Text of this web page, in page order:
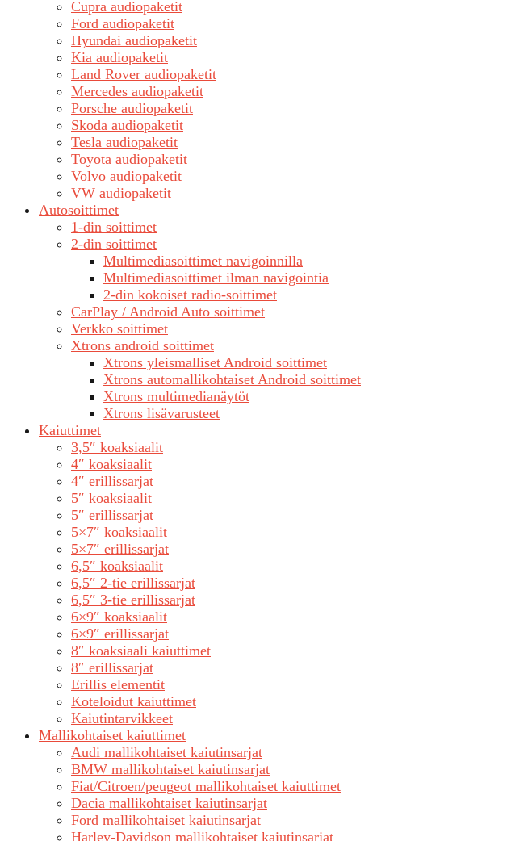
Cupra audiopaketit
Ford audiopaketit
Hyundai audiopaketit
Kia audiopaketit
Land Rover audiopaketit
Mercedes audiopaketit
Porsche audiopaketit
Skoda audiopaketit
Tesla audiopaketit
Toyota audiopaketit
Volvo audiopaketit
VW audiopaketit
Autosoittimet
1-din soittimet
2-din soittimet
Multimediasoittimet navigoinnilla
Multimediasoittimet ilman navigointia
2-din kokoiset radio-soittimet
CarPlay / Android Auto soittimet
Verkko soittimet
Xtrons android soittimet
Xtrons yleismalliset Android soittimet
Xtrons automallikohtaiset Android soittimet
Xtrons multimedianäytöt
Xtrons lisävarusteet
Kaiuttimet
3,5″ koaksiaalit
4″ koaksiaalit
4″ erillissarjat
5″ koaksiaalit
5″ erillissarjat
5×7″ koaksiaalit
5×7″ erillissarjat
6,5″ koaksiaalit
6,5″ 2-tie erillissarjat
6,5″ 3-tie erillissarjat
6×9″ koaksiaalit
6×9″ erillissarjat
8″ koaksiaali kaiuttimet
8″ erillissarjat
Erillis elementit
Koteloidut kaiuttimet
Kaiutintarvikkeet
Mallikohtaiset kaiuttimet
Audi mallikohtaiset kaiutinsarjat
BMW mallikohtaiset kaiutinsarjat
Fiat/Citroen/peugeot mallikohtaiset kaiuttimet
Dacia mallikohtaiset kaiutinsarjat
Ford mallikohtaiset kaiutinsarjat
Harley-Davidson mallikohtaiset kaiutinsarjat